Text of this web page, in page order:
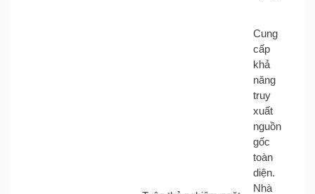
Cung
cấp
khả
năng
truy
xuất
nguồn
gốc
toàn
diện.
Nhà